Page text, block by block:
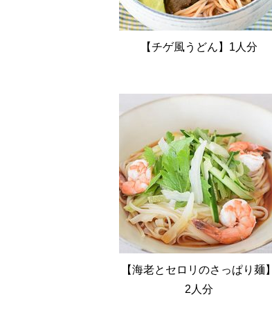
【チゲ風うどん】1人分
【海老とセロリのさっぱり麺】
2人分